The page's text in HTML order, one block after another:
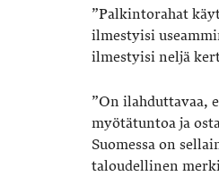
”Palkintorahat
ilmestyisi
ilmestyisi neljä
”On ilahduttavaa,
myötätuntoa ja
Suomessa on
taloudellinen